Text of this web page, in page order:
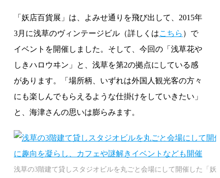
「妖店百貨展」は、よみせ通りを飛び出して、2015年
3月に浅草のヴィンテージビル（詳しくはこちら ）で
イベントを開催しました。そして、今回の「浅草花や
しきハロウヰン」と、浅草を第2の拠点にしている感
があります。「場所柄、いずれは外国人観光客の方々
にも楽しんでもらえるような仕掛けをしていきたい」
と、海津さんの思いは膨らみます。
浅草の3階建て貸しスタジオビルを丸ごと会場にして開催した「妖